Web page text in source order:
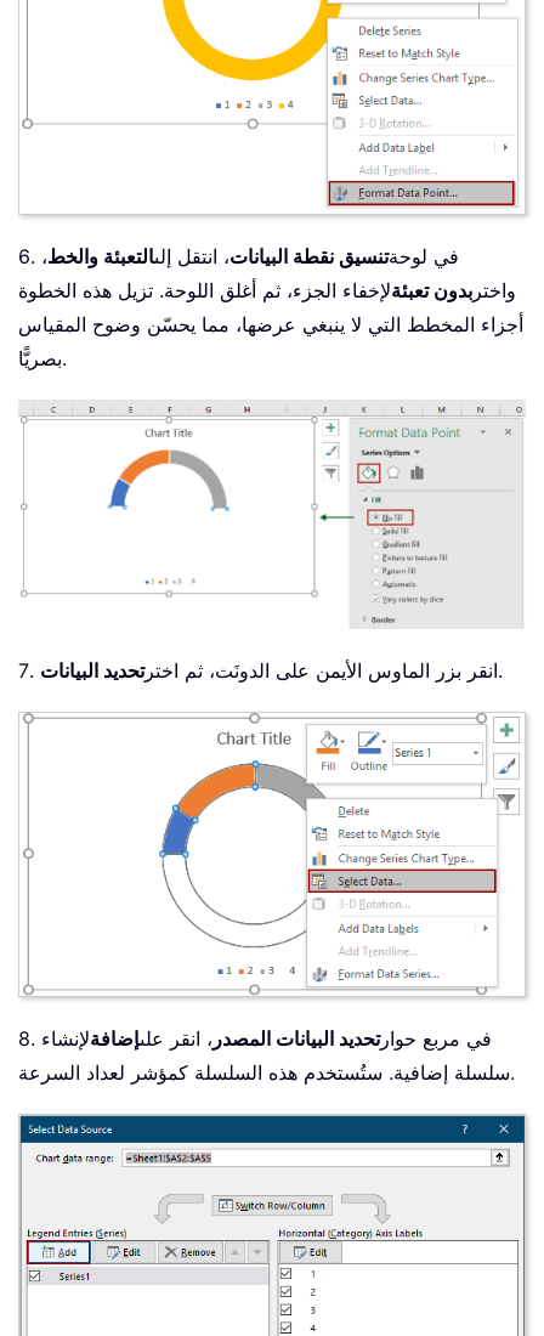
6. في لوحةتنسيق نقطة البيانات، انتقل إلىالتعبئة والخط،
واختر بدون تعبئةلإخفاء الجزء، ثم أغلق اللوحة. تزيل هذه الخطوة
أجزاء المخطط التي لا ينبغي عرضها، مما يحسّن وضوح المقياس
بصريًّا.
7. انقر بزر الماوس الأيمن على الدونَت، ثم اخترتحديد البيانات .
8. في مربع حوارتحديد البيانات المصدر ، انقر علىإضافةلإنشاء
سلسلة إضافية. ستُستخدم هذه السلسلة كمؤشر لعداد السرعة.